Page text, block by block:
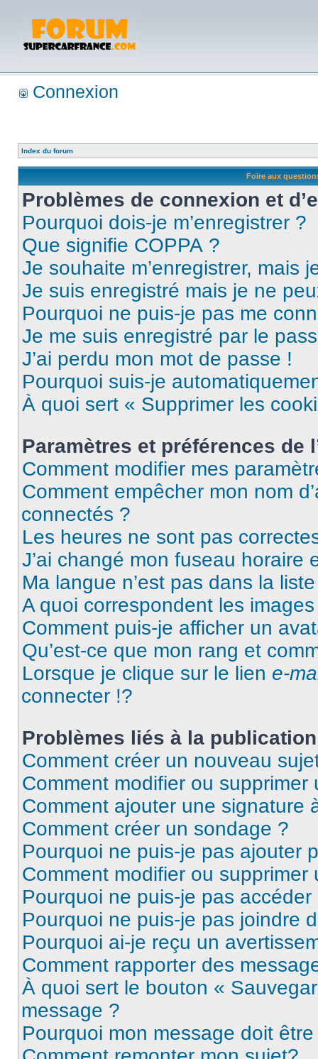
Connexion
Index du forum
Foire aux
Problèmes de connexion et
Pourquoi dois-je m’enregistrer ?
Que signifie COPPA ?
Je souhaite m’enregistrer, mais
Je suis enregistré mais je ne
Pourquoi ne puis-je pas me
Je me suis enregistré par le
J’ai perdu mon mot de passe !
Pourquoi suis-je
À quoi sert « Supprimer les
Paramètres et préférences de
Comment modifier mes
Comment empêcher mon nom
connectés ?
Les heures ne sont pas
J’ai changé mon fuseau horaire
Ma langue n’est pas dans la
A quoi correspondent les
Comment puis-je afficher un
Qu’est-ce que mon rang et
Lorsque je clique sur le lien e-
connecter !?
Problèmes liés à la
Comment créer un nouveau
Comment modifier ou supprimer
Comment ajouter une signature
Comment créer un sondage ?
Pourquoi ne puis-je pas ajouter
Comment modifier ou supprimer
Pourquoi ne puis-je pas
Pourquoi ne puis-je pas joindre
Pourquoi ai-je reçu un
Comment rapporter des
À quoi sert le bouton «
message ?
Pourquoi mon message doit